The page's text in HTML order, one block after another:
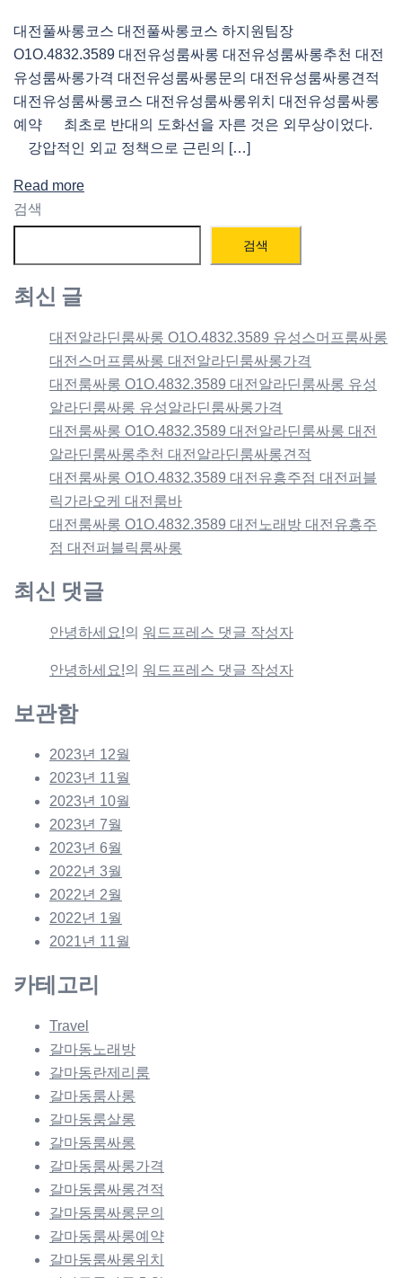
대전풀싸롱코스 대전풀싸롱코스 하지원팀장
O1O.4832.3589 대전유성룸싸롱 대전유성룸싸롱추천 대전
유성룸싸롱가격 대전유성룸싸롱문의 대전유성룸싸롱견적
대전유성룸싸롱코스 대전유성룸싸롱위치 대전유성룸싸롱
예약 최초로 반대의 도화선을 자른 것은 외무상이었다.
강압적인 외교 정책으로 근린의 […]
Read more
검색
검색
최신 글
대전알라딘룸싸롱 O1O.4832.3589 유성스머프룸싸롱
대전스머프룸싸롱 대전알라딘룸싸롱가격
대전룸싸롱 O1O.4832.3589 대전알라딘룸싸롱 유성
알라딘룸싸롱 유성알라딘룸싸롱가격
대전룸싸롱 O1O.4832.3589 대전알라딘룸싸롱 대전
알라딘룸싸롱추천 대전알라딘룸싸롱견적
대전룸싸롱 O1O.4832.3589 대전유흥주점 대전퍼블
릭가라오케 대전룸바
대전룸싸롱 O1O.4832.3589 대전노래방 대전유흥주
점 대전퍼블릭룸싸롱
최신 댓글
안녕하세요!의 워드프레스 댓글 작성자
안녕하세요!의 워드프레스 댓글 작성자
보관함
2023년 12월
2023년 11월
2023년 10월
2023년 7월
2023년 6월
2022년 3월
2022년 2월
2022년 1월
2021년 11월
카테고리
Travel
갈마동노래방
갈마동란제리룸
갈마동룸사롱
갈마동룸살롱
갈마동룸싸롱
갈마동룸싸롱가격
갈마동룸싸롱견적
갈마동룸싸롱문의
갈마동룸싸롱예약
갈마동룸싸롱위치